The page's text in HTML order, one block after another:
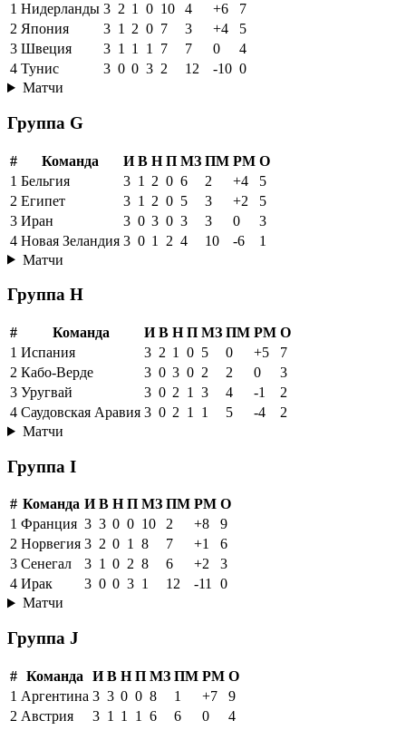
1 Нидерланды 3 2 1 0 10 4 +6
7
2 Япония 3 1 2 0 7 3 +4
5
3 Швеция 3 1 1 1 7 7 0
4
4 Тунис 3 0 0 3 2 12 -10 0
Матчи
Группа G
# Команда И В Н П МЗ ПМ РМ О
1 Бельгия 3 1 2 0 6 2 +4
5
2 Египет 3 1 2 0 5 3 +2
5
3 Иран 3 0 3 0 3 3 0
3
4 Новая Зеландия 3 0 1 2 4 10 -6
1
Матчи
Группа H
# Команда И В Н П МЗ ПМ РМ О
1 Испания 3 2 1 0 5 0 +5
7
2 Кабо-Верде 3 0 3 0 2 2 0
3
3 Уругвай 3 0 2 1 3 4 -1
2
4 Саудовская Аравия 3 0 2 1 1 5 -4
2
Матчи
Группа I
# Команда И В Н П МЗ ПМ РМ О
1 Франция 3 3 0 0 10 2 +8
9
2 Норвегия 3 2 0 1 8 7 +1
6
3 Сенегал 3 1 0 2 8 6 +2
3
4 Ирак 3 0 0 3 1 12 -11 0
Матчи
Группа J
# Команда И В Н П МЗ ПМ РМ О
1 Аргентина 3 3 0 0 8 1 +7
9
2 Австрия 3 1 1 1 6 6 0
4